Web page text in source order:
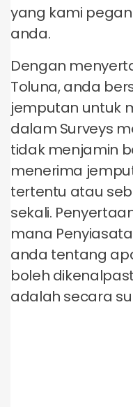
yang kami
anda.
Dengan
Toluna, anda
jemputan untuk
dalam Surveys
tidak menjamin
menerima
tertentu atau
sekali.
mana
anda tentang
boleh
adalah secara